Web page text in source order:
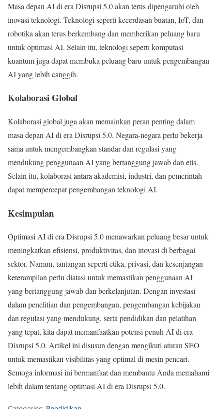
Masa depan AI di era Disrupsi 5.0 akan terus dipengaruhi oleh
inovasi teknologi. Teknologi seperti kecerdasan buatan, IoT, dan
robotika akan terus berkembang dan memberikan peluang baru
untuk optimasi AI. Selain itu, teknologi seperti komputasi
kuantum juga dapat membuka peluang baru untuk pengembangan
AI yang lebih canggih.
Kolaborasi Global
Kolaborasi global juga akan memainkan peran penting dalam
masa depan AI di era Disrupsi 5.0. Negara-negara perlu bekerja
sama untuk mengembangkan standar dan regulasi yang
mendukung penggunaan AI yang bertanggung jawab dan etis.
Selain itu, kolaborasi antara akademisi, industri, dan pemerintah
dapat mempercepat pengembangan teknologi AI.
Kesimpulan
Optimasi AI di era Disrupsi 5.0 menawarkan peluang besar untuk
meningkatkan efisiensi, produktivitas, dan inovasi di berbagai
sektor. Namun, tantangan seperti etika, privasi, dan kesenjangan
keterampilan perlu diatasi untuk memastikan penggunaan AI
yang bertanggung jawab dan berkelanjutan. Dengan investasi
dalam penelitian dan pengembangan, pengembangan kebijakan
dan regulasi yang mendukung, serta pendidikan dan pelatihan
yang tepat, kita dapat memanfaatkan potensi penuh AI di era
Disrupsi 5.0. Artikel ini disusun dengan mengikuti aturan SEO
untuk memastikan visibilitas yang optimal di mesin pencari.
Semoga informasi ini bermanfaat dan membantu Anda memahami
lebih dalam tentang optimasi AI di era Disrupsi 5.0.